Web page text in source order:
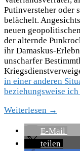
Putinversteher oder
belächelt.
neuen
der alternde
ihr Damaskus-
unscharfer
in einer anderen
beziehungsweise
Weiterlesen →
E-Mail
teilen